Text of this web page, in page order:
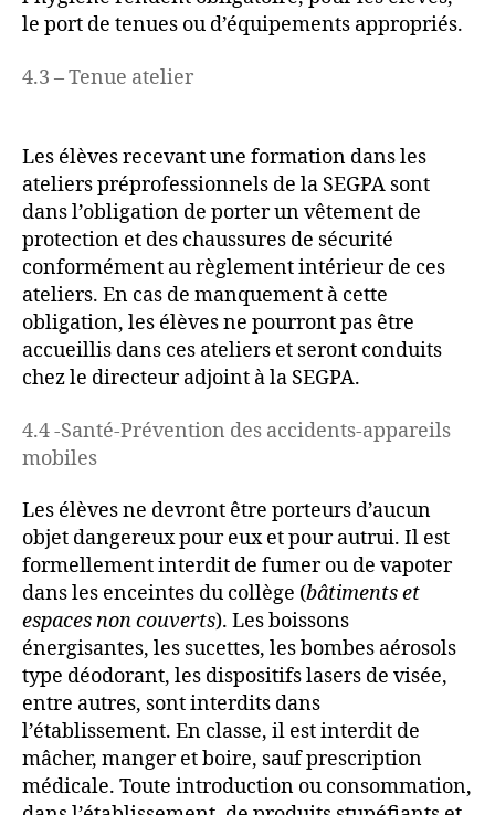
le port de tenues ou d’équipements appropriés.
4.3 – Tenue atelier
Les élèves recevant une formation dans les
ateliers préprofessionnels de la SEGPA sont
dans l’obligation de porter un vêtement de
protection et des chaussures de sécurité
conformément au règlement intérieur de ces
ateliers. En cas de manquement à cette
obligation, les élèves ne pourront pas être
accueillis dans ces ateliers et seront conduits
chez le directeur adjoint à la SEGPA.
4.4 -Santé-Prévention des accidents-appareils
mobiles
Les élèves ne devront être porteurs d’aucun
objet dangereux pour eux et pour autrui. Il est
formellement interdit de fumer ou de vapoter
dans les enceintes du collège (bâtiments et
espaces non couverts). Les boissons
énergisantes, les sucettes, les bombes aérosols
type déodorant, les dispositifs lasers de visée,
entre autres, sont interdits dans
l’établissement. En classe, il est interdit de
mâcher, manger et boire, sauf prescription
médicale. Toute introduction ou consommation,